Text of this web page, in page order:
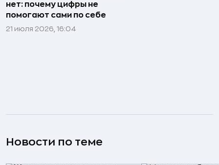
нет: почему цифры не
помогают сами по себе
21 июля 2026, 16:04
Новости по теме